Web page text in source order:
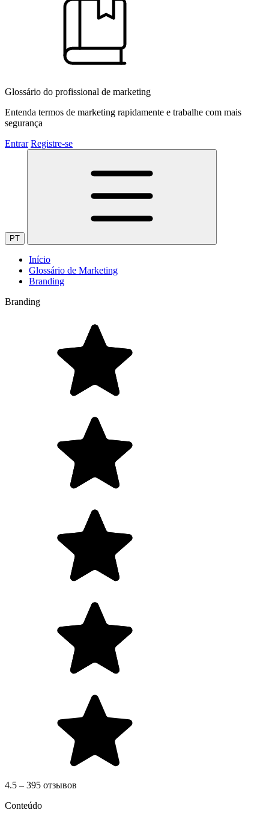
Glossário do profissional de marketing
Entenda termos de marketing rapidamente e trabalhe com mais
segurança
Entrar Registre-se
PT
Início
Glossário de Marketing
Branding
Branding
4.5 – 395 отзывов
Conteúdo